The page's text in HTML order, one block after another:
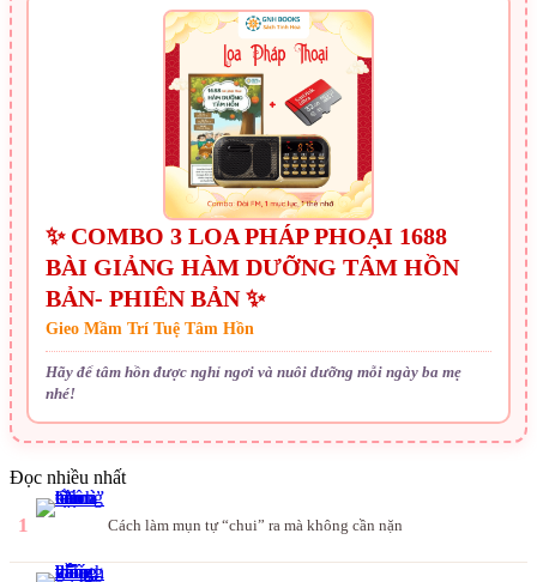
✨ COMBO 3 LOA PHÁP PHOẠI 1688
BÀI GIẢNG HÀM DƯỠNG TÂM HỒN
BẢN- PHIÊN BẢN ✨
Gieo Mầm Trí Tuệ Tâm Hồn
Hãy để tâm hồn được nghỉ ngơi và nuôi dưỡng mỗi ngày ba mẹ
nhé!
Đọc nhiều nhất
1 Cách làm mụn tự “chui” ra mà không cần nặn